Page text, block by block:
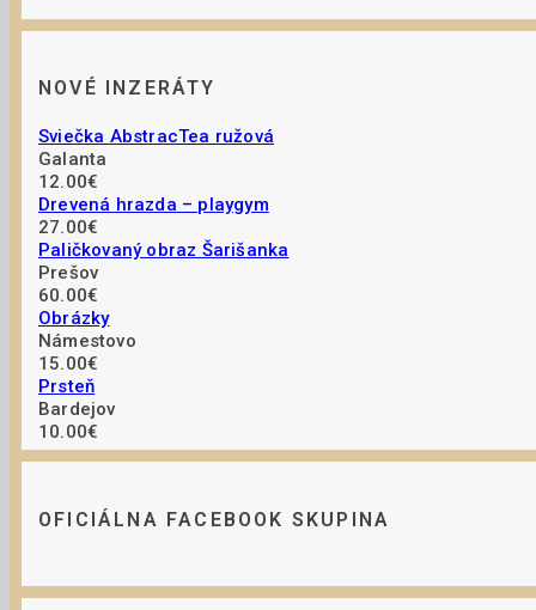
NOVÉ INZERÁTY
Sviečka AbstracTea ružová
Galanta
12.00€
Drevená hrazda – playgym
27.00€
Paličkovaný obraz Šarišanka
Prešov
60.00€
Obrázky
Námestovo
15.00€
Prsteň
Bardejov
10.00€
OFICIÁLNA FACEBOOK SKUPINA